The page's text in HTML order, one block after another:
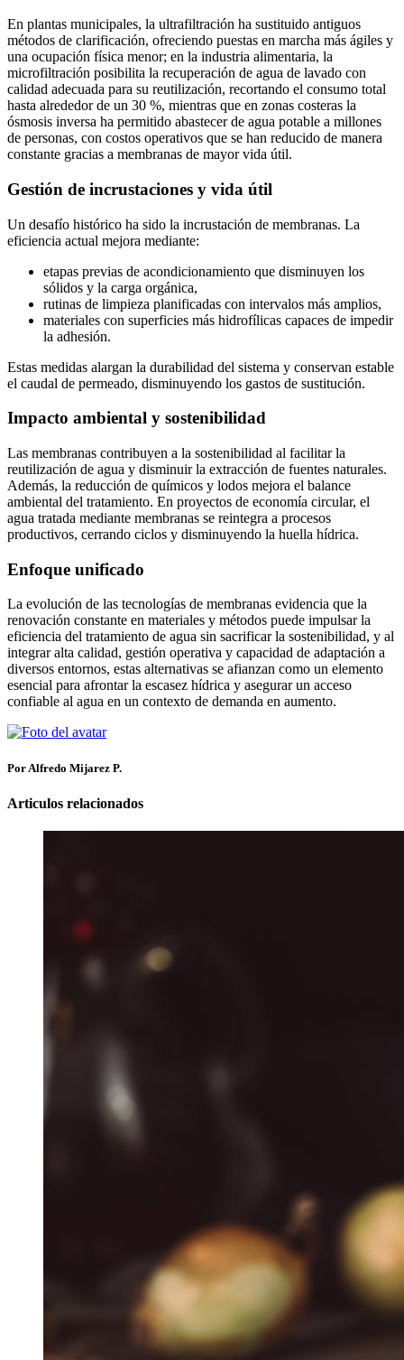
En plantas municipales, la ultrafiltración ha sustituido antiguos
métodos de clarificación, ofreciendo puestas en marcha más ágiles y
una ocupación física menor; en la industria alimentaria, la
microfiltración posibilita la recuperación de agua de lavado con
calidad adecuada para su reutilización, recortando el consumo total
hasta alrededor de un 30 %, mientras que en zonas costeras la
ósmosis inversa ha permitido abastecer de agua potable a millones
de personas, con costos operativos que se han reducido de manera
constante gracias a membranas de mayor vida útil.
Gestión de incrustaciones y vida útil
Un desafío histórico ha sido la incrustación de membranas. La
eficiencia actual mejora mediante:
etapas previas de acondicionamiento que disminuyen los
sólidos y la carga orgánica,
rutinas de limpieza planificadas con intervalos más amplios,
materiales con superficies más hidrofílicas capaces de impedir
la adhesión.
Estas medidas alargan la durabilidad del sistema y conservan estable
el caudal de permeado, disminuyendo los gastos de sustitución.
Impacto ambiental y sostenibilidad
Las membranas contribuyen a la sostenibilidad al facilitar la
reutilización de agua y disminuir la extracción de fuentes naturales.
Además, la reducción de químicos y lodos mejora el balance
ambiental del tratamiento. En proyectos de economía circular, el
agua tratada mediante membranas se reintegra a procesos
productivos, cerrando ciclos y disminuyendo la huella hídrica.
Enfoque unificado
La evolución de las tecnologías de membranas evidencia que la
renovación constante en materiales y métodos puede impulsar la
eficiencia del tratamiento de agua sin sacrificar la sostenibilidad, y al
integrar alta calidad, gestión operativa y capacidad de adaptación a
diversos entornos, estas alternativas se afianzan como un elemento
esencial para afrontar la escasez hídrica y asegurar un acceso
confiable al agua en un contexto de demanda en aumento.
Por Alfredo Mijarez P.
Articulos relacionados